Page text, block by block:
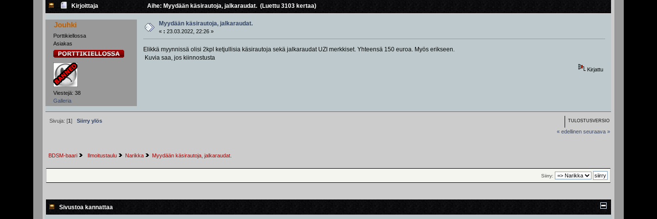
Kirjoittaja Aihe: Myydään käsirautoja, jalkaraudat. (Luettu 3103 kertaa)
Jouhki
Porttikiellossa
Asiakas
Viestejä: 38
Galleria
Myydään käsirautoja, jalkaraudat.
« : 23.03.2022, 22:26 »
Elikkä myynnissä olisi 2kpl ketjullisia käsirautoja sekä jalkaraudat UZI merkkiset. Yhteensä 150 euroa. Myös erikseen.
Kuvia saa, jos kiinnostusta
Kirjattu
TULOSTUSVERSIO
Sivuja: [1]Siirry ylös
« edellinen seuraava »
BDSM-baari Ilmoitustaulu Narikka Myydään käsirautoja, jalkaraudat.
Siirry:
Sivustoa kannattaa